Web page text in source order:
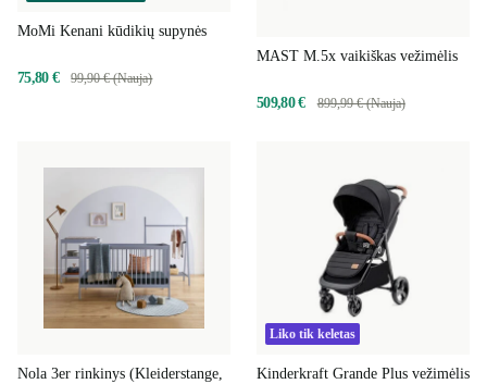
MoMi Kenani kūdikių supynės
75,80 € 99,90 € (Nauja)
MAST M.5x vaikiškas vežimėlis
509,80 € 899,99 € (Nauja)
Nola 3er rinkinys (Kleiderstange,
Liko tik keletas
Kinderkraft Grande Plus vežimėlis